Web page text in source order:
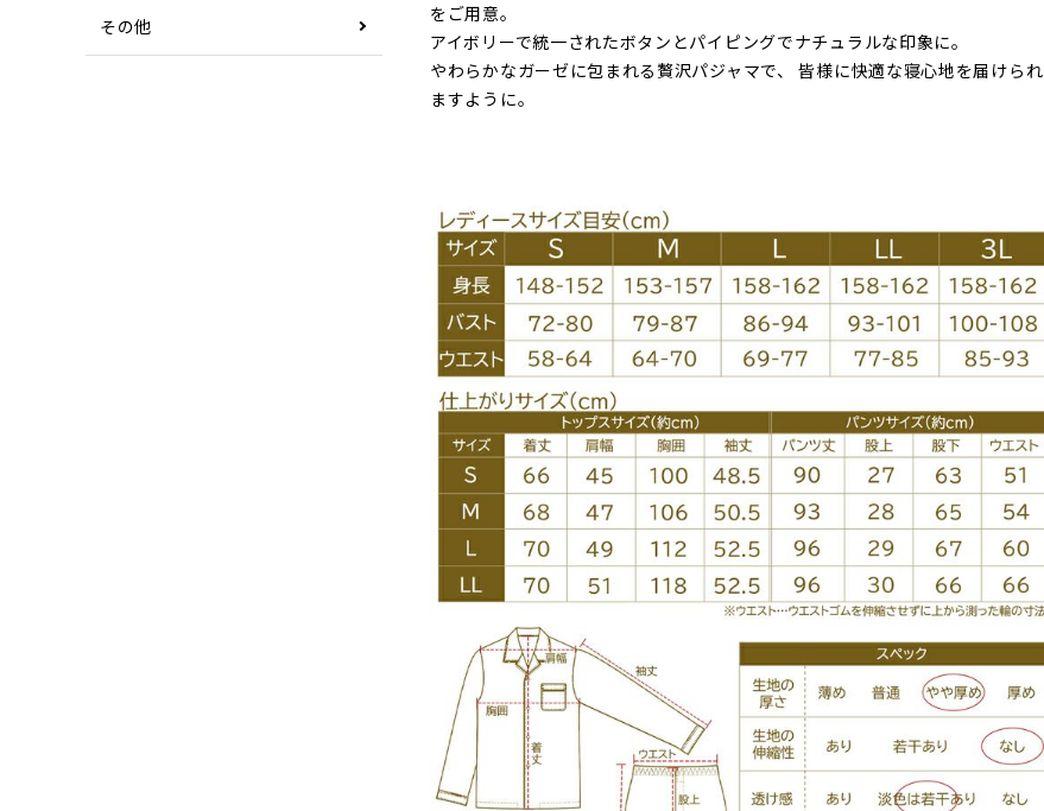
その他
をご用意。
アイボリーで統一されたボタンとパイピングでナチュラルな印象に。
やわらかなガーゼに包まれる贅沢パジャマで、 皆様に快適な寝心地を届けられ
ますように。